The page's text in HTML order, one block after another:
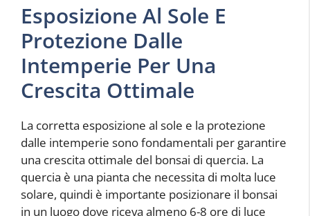
Esposizione Al Sole E
Protezione Dalle
Intemperie Per Una
Crescita Ottimale
La corretta esposizione al sole e la protezione
dalle intemperie sono fondamentali per garantire
una crescita ottimale del bonsai di quercia. La
quercia è una pianta che necessita di molta luce
solare, quindi è importante posizionare il bonsai
in un luogo dove riceva almeno 6-8 ore di luce